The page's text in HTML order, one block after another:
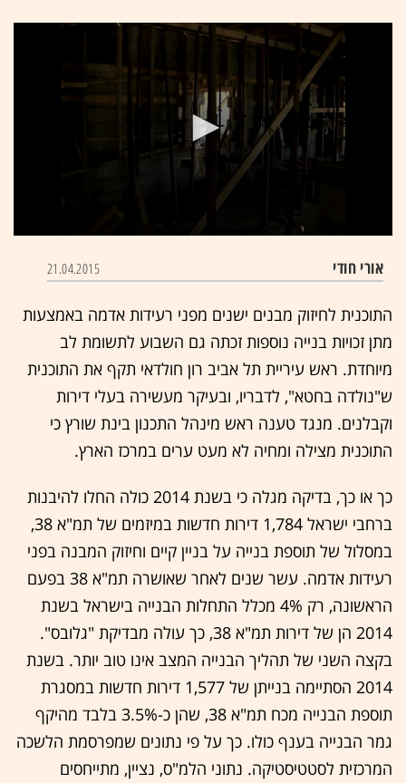
15
אורי חודי 21.04.2015
התוכנית לחיזוק מבנים ישנים מפני רעידות אדמה באמצעות
מתן זכויות בנייה נוספות זכתה גם השבוע לתשומת לב
מיוחדת. ראש עיריית תל אביב רון חולדאי תקף את התוכנית
ש"נולדה בחטא", לדבריו, ובעיקר מעשירה בעלי דירות
וקבלנים. מנגד טענה ראש מינהל התכנון בינת שורץ כי
התוכנית מצילה ומחיה לא מעט ערים במרכז הארץ.
כך או כך, בדיקה מגלה כי בשנת 2014 כולה החלו להיבנות
ברחבי ישראל 1,784 דירות חדשות במיזמים של תמ"א 38,
במסלול של תוספת בנייה על בניין קיים וחיזוק המבנה בפני
רעידות אדמה. עשר שנים לאחר שאושרה תמ"א 38 בפעם
הראשונה, רק 4% מכלל התחלות הבנייה בישראל בשנת
2014 הן של דירות תמ"א 38, כך עולה מבדיקת "גלובס".
בקצה השני של תהליך הבנייה המצב אינו טוב יותר. בשנת
2014 הסתיימה בנייתן של 1,577 דירות חדשות במסגרת
תוספת הבנייה מכח תמ"א 38, שהן כ-3.5% בלבד מהיקף
גמר הבנייה בענף כולו. כך על פי נתונים שמפרסמת הלשכה
המרכזית לסטטיסטיקה. נתוני הלמ"ס, נציין, מתייחסים